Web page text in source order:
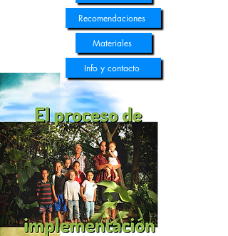
Recomendaciones
Materiales
Info y contacto